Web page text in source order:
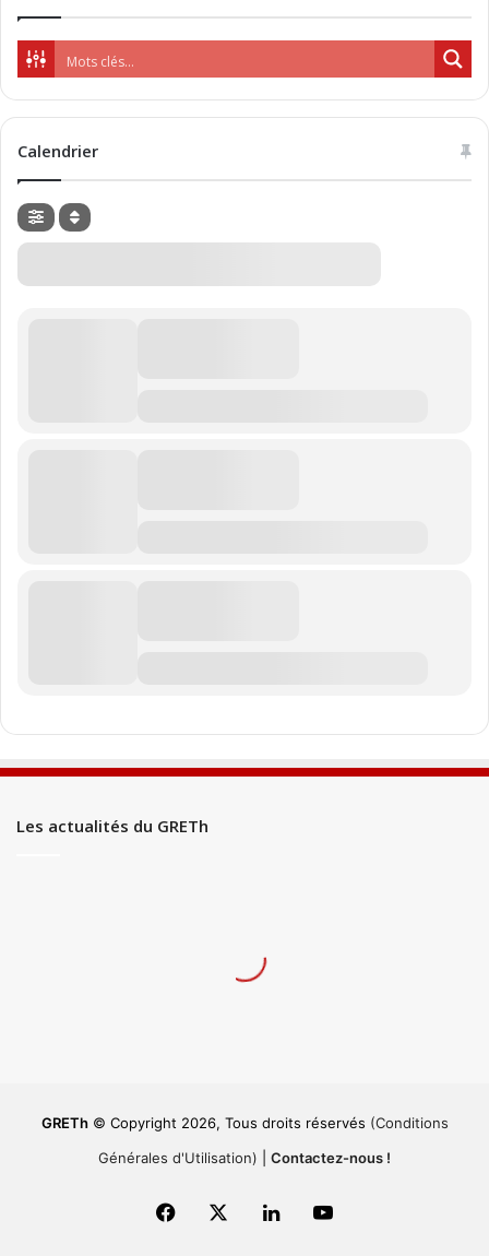
Calendrier
Les actualités du GRETh
GRETh© Copyright 2026, Tous droits réservés (Conditions
Générales d'Utilisation)
Contactez-nous !
Facebook LinkedinYouTube